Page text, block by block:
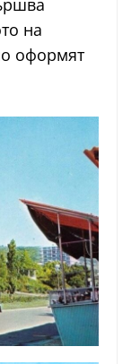
на
оформят